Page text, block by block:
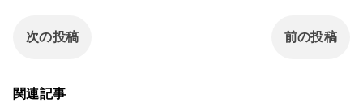
次の投稿 前の投稿
関連記事